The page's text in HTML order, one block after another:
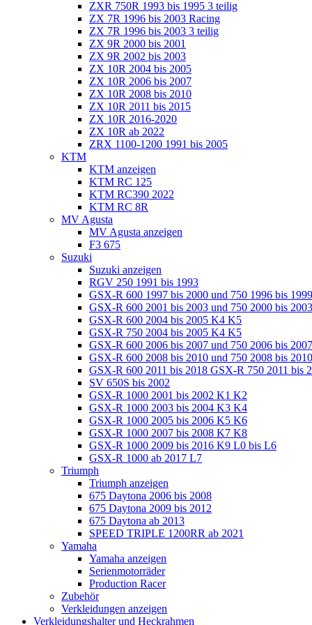
ZXR 750R 1993 bis 1995 3 teilig
ZX 7R 1996 bis 2003 Racing
ZX 7R 1996 bis 2003 3 teilig
ZX 9R 2000 bis 2001
ZX 9R 2002 bis 2003
ZX 10R 2004 bis 2005
ZX 10R 2006 bis 2007
ZX 10R 2008 bis 2010
ZX 10R 2011 bis 2015
ZX 10R 2016-2020
ZX 10R ab 2022
ZRX 1100-1200 1991 bis 2005
KTM
KTM anzeigen
KTM RC 125
KTM RC390 2022
KTM RC 8R
MV Agusta
MV Agusta anzeigen
F3 675
Suzuki
Suzuki anzeigen
RGV 250 1991 bis 1993
GSX-R 600 1997 bis 2000 und 750 1996 bis 1999
GSX-R 600 2001 bis 2003 und 750 2000 bis
GSX-R 600 2004 bis 2005 K4 K5
GSX-R 750 2004 bis 2005 K4 K5
GSX-R 600 2006 bis 2007 und 750 2006 bis
GSX-R 600 2008 bis 2010 und 750 2008 bis
GSX-R 600 2011 bis 2018 GSX-R 750 2011 bis
SV 650S bis 2002
GSX-R 1000 2001 bis 2002 K1 K2
GSX-R 1000 2003 bis 2004 K3 K4
GSX-R 1000 2005 bis 2006 K5 K6
GSX-R 1000 2007 bis 2008 K7 K8
GSX-R 1000 2009 bis 2016 K9 L0 bis L6
GSX-R 1000 ab 2017 L7
Triumph
Triumph anzeigen
675 Daytona 2006 bis 2008
675 Daytona 2009 bis 2012
675 Daytona ab 2013
SPEED TRIPLE 1200RR ab 2021
Yamaha
Yamaha anzeigen
Serienmotorräder
Production Racer
Zubehör
Verkleidungen anzeigen
Verkleidungshalter und Heckrahmen